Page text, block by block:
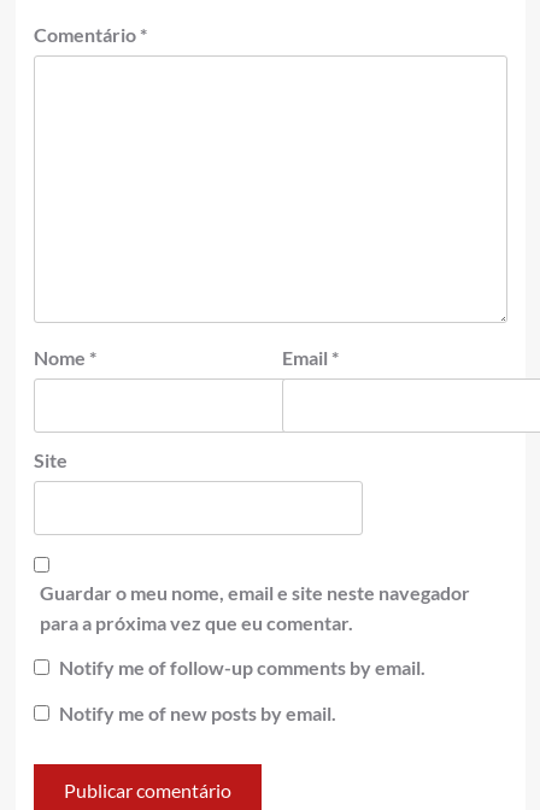
Comentário *
Nome * Email *
Site
Guardar o meu nome, email e site neste navegador
para a próxima vez que eu comentar.
Notify me of follow-up comments by email.
Notify me of new posts by email.